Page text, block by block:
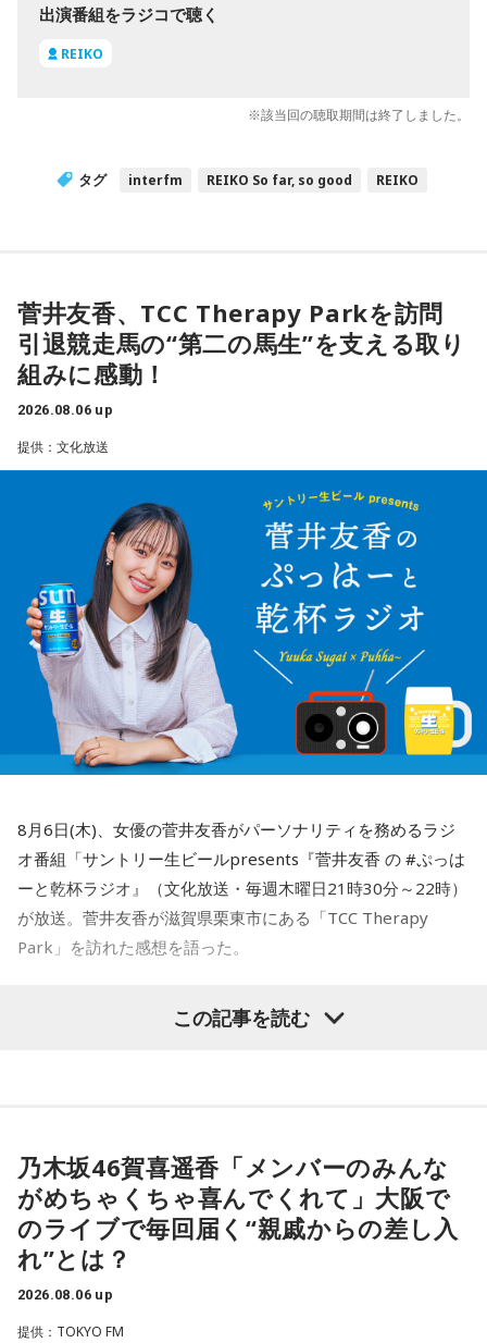
出演番組をラジコで聴く
REIKO
※該当回の聴取期間は終了しました。
タグ interfm REIKO So far, so good REIKO
菅井友香、TCC Therapy Parkを訪問
引退競走馬の“第二の馬生”を支える取り
組みに感動！
2026.08.06 up
提供：文化放送
8月6日(木)、女優の菅井友香がパーソナリティを務めるラジ
オ番組「サントリー生ビールpresents『菅井友香 の #ぷっは
ーと乾杯ラジオ』（文化放送・毎週木曜日21時30分～22時）
が放送。菅井友香が滋賀県栗東市にある「TCC Therapy
Park」を訪れた感想を語った。
-「素晴らしい素敵な取り組み」-
TCC Therapy Parkは「馬を救い、人を助ける」をコンセプト
に、競走馬として活躍した後、ケガやさまざまな事情によっ
て引退を余儀なくされた馬たちの新たな居場所を提供する施
設。引退後すぐに次の活躍先が決まらない馬たちの受け皿と
この記事を読む
乃木坂46賀喜遥香「メンバーのみんな
がめちゃくちゃ喜んでくれて」大阪で
のライブで毎回届く“親戚からの差し入
れ”とは？
2026.08.06 up
提供：TOKYO FM